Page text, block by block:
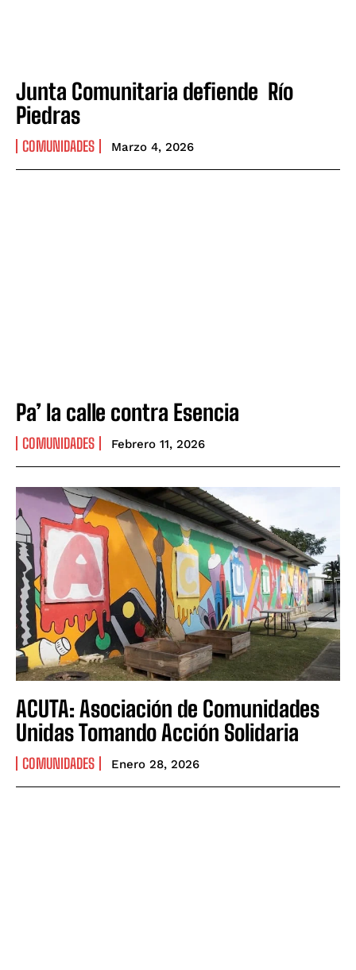
Junta Comunitaria defiende Río
Piedras
COMUNIDADES Marzo 4, 2026
Pa’ la calle contra Esencia
COMUNIDADES Febrero 11, 2026
ACUTA: Asociación de Comunidades
Unidas Tomando Acción Solidaria
COMUNIDADES Enero 28, 2026